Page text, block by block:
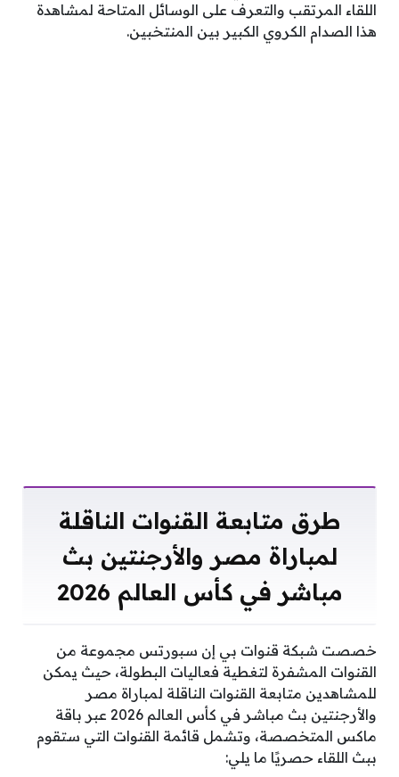
اللقاء المرتقب والتعرف على الوسائل المتاحة لمشاهدة
هذا الصدام الكروي الكبير بين المنتخبين.
طرق متابعة القنوات الناقلة
لمباراة مصر والأرجنتين بث
مباشر في كأس العالم 2026
خصصت شبكة قنوات بي إن سبورتس مجموعة من
القنوات المشفرة لتغطية فعاليات البطولة، حيث يمكن
للمشاهدين متابعة القنوات الناقلة لمباراة مصر
والأرجنتين بث مباشر في كأس العالم 2026 عبر باقة
ماكس المتخصصة، وتشمل قائمة القنوات التي ستقوم
ببث اللقاء حصريًا ما يلي: